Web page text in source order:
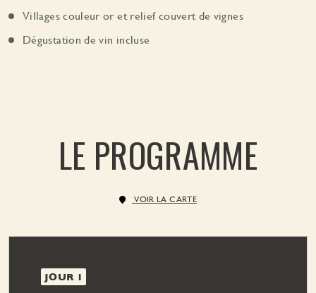
Villages couleur or et relief couvert de vignes
Dégustation de vin incluse
LE PROGRAMME
VOIR LA CARTE
JOUR 1